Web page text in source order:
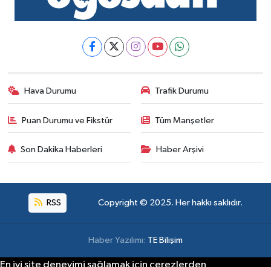
Hava Durumu Trafik Durumu
Puan Durumu ve Fikstür Tüm Manşetler
Son Dakika Haberleri Haber Arşivi
RSS Copyright © 2025. Her hakkı saklıdır.
Haber Yazılımı: TE Bilişim